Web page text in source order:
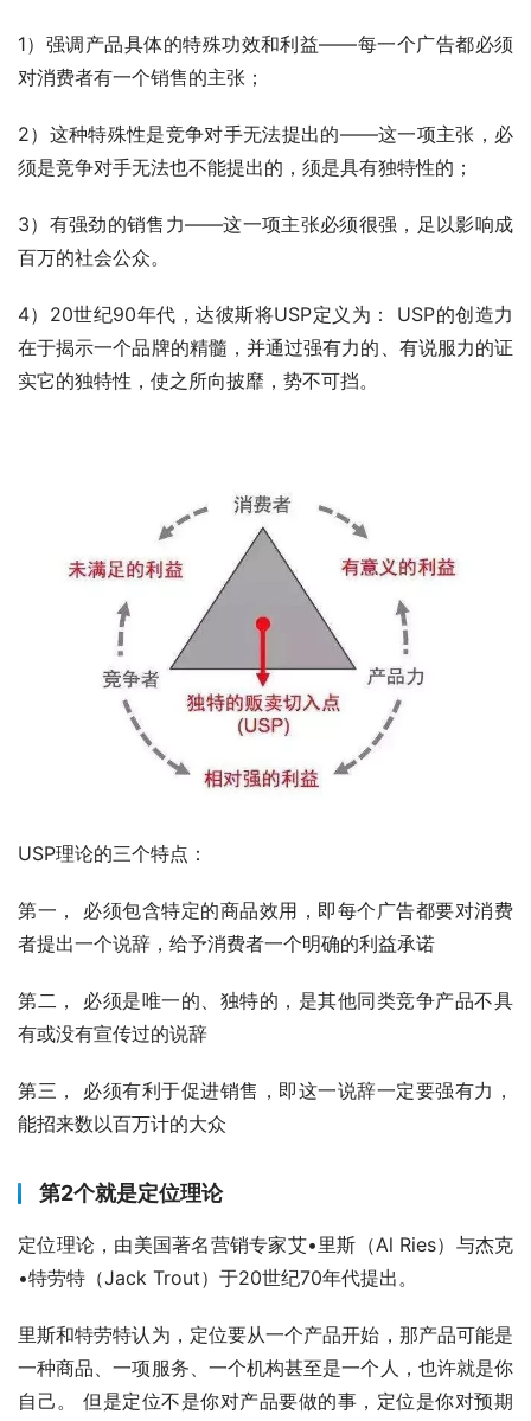
1）强调产品具体的特殊功效和利益——每一个广告都必须
对消费者有一个销售的主张；
2）这种特殊性是竞争对手无法提出的——这一项主张，必
须是竞争对手无法也不能提出的，须是具有独特性的；
3）有强劲的销售力——这一项主张必须很强，足以影响成
百万的社会公众。
4）20世纪90年代，达彼斯将USP定义为： USP的创造力
在于揭示一个品牌的精髓，并通过强有力的、有说服力的证
实它的独特性，使之所向披靡，势不可挡。
USP理论的三个特点：
第一， 必须包含特定的商品效用，即每个广告都要对消费
者提出一个说辞，给予消费者一个明确的利益承诺
第二， 必须是唯一的、独特的，是其他同类竞争产品不具
有或没有宣传过的说辞
第三， 必须有利于促进销售，即这一说辞一定要强有力，
能招来数以百万计的大众
第2个就是定位理论
定位理论，由美国著名营销专家艾•里斯（Al Ries）与杰克
•特劳特（Jack Trout）于20世纪70年代提出。
里斯和特劳特认为，定位要从一个产品开始，那产品可能是
一种商品、一项服务、一个机构甚至是一个人，也许就是你
自己。 但是定位不是你对产品要做的事，定位是你对预期